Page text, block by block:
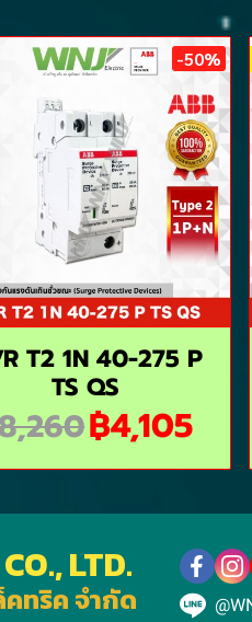
-50%
T2 1N 40-275 P
TS QS
฿4,105
LTD.
คทริค จำกัด